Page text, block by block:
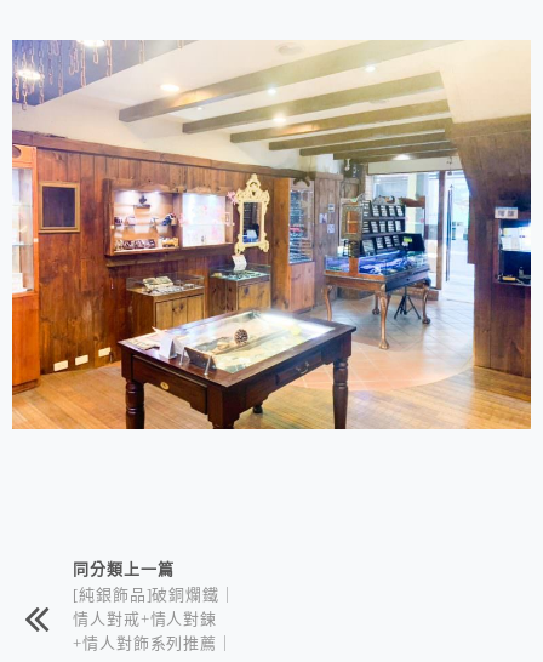
相連文章同分類上一篇
[純銀飾品]破銅爛鐵｜
情人對戒+情人對鍊
+情人對飾系列推薦｜